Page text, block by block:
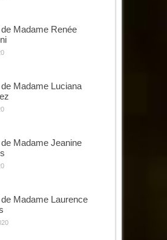
Madame Renée
Madame Luciana
Madame Jeanine
Madame Laurence